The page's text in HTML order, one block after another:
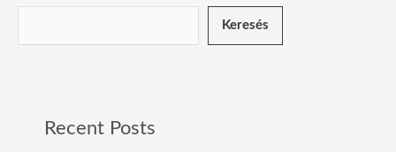
Keresés
Recent Posts